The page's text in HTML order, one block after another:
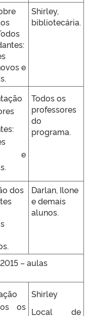
e
Shirley,
bibliotecária.
e
Todos os
professores
do
programa.
dos
Darlan, Ilone
e demais
alunos.
– aulas
os
Shirley
Local de